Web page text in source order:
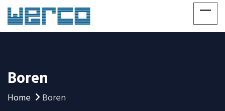
Boren
Home Boren